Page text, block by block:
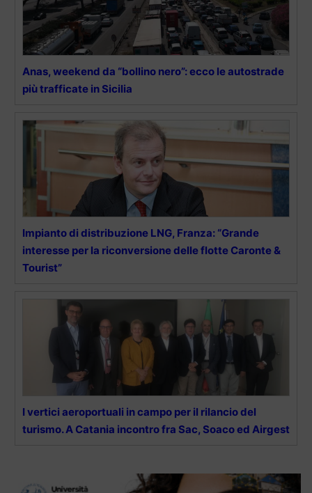
Anas, weekend da “bollino nero”: ecco le autostrade
più trafficate in Sicilia
Impianto di distribuzione LNG, Franza: “Grande
interesse per la riconversione delle flotte Caronte &
Tourist”
I vertici aeroportuali in campo per il rilancio del
turismo. A Catania incontro fra Sac, Soaco ed Airgest